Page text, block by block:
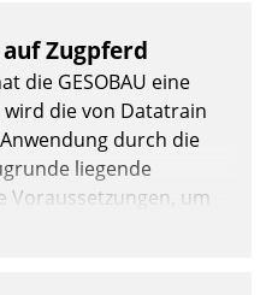
Zugpferd
die GESOBAU eine
die von Datatrain
durch die
liegende
um
erweitern und weitere